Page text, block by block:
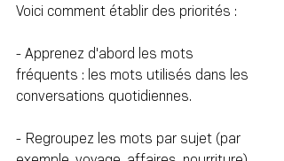
Voici comment établir des priorités :
- Apprenez d'abord les mots
fréquents : les mots utilisés dans les
conversations quotidiennes.
- Regroupez les mots par sujet (par